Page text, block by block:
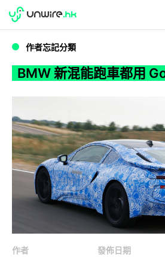
BMW 新混能跑車都用
WWDC 2026
作者忘記分類
BMW 新混能跑車都用
作者
發佈日期